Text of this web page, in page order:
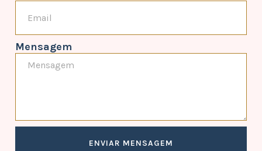
Mensagem
ENVIAR MENSAGEM